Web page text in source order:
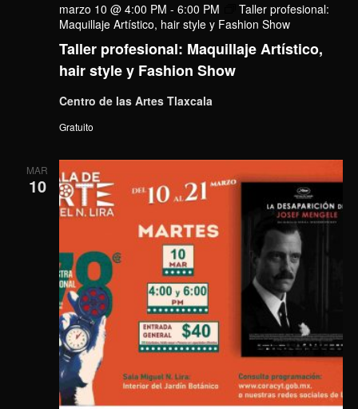
Taller profesional: Maquillaje Artístico,
hair style y Fashion Show
marzo 10 @ 4:00 PM - 6:00 PM
Taller profesional:
Maquillaje Artístico, hair style y Fashion Show
Centro de las Artes Tlaxcala
Gratuito
MAR
10